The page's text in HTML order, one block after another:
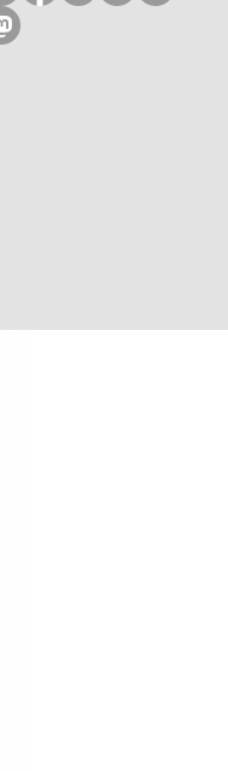
Volg ons op mastodon